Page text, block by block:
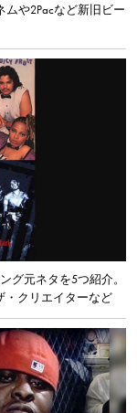
や2Pacなど新旧ビー
グ元ネタを5つ紹介。
・クリエイターなど